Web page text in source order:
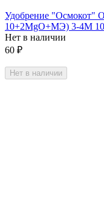
Удобрение "Осмокот"
10+2МgO+MЭ) 3-4М
Нет в наличии
60 ₽
Нет в наличии